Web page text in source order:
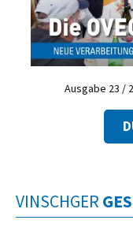
Ausgabe 23 /
VINSCHGER